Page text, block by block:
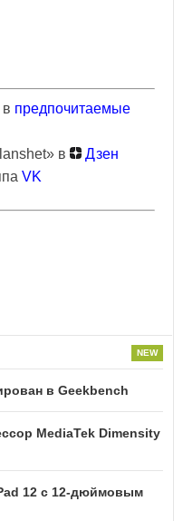
предпочитаемые
в
Дзен
VK
в Geekbench
MediaTek Dimensity
12 с 12-дюймовым